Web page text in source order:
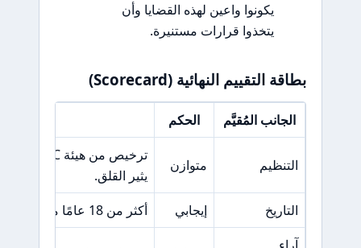
يكونوا واعين لهذه القضايا وأن
يتخذوا قرارات مستنيرة.
بطاقة التقييم النهائية (Scorecard)
الجانب المُقيَّم الحكم
التنظيم متوازن
يثير القلق.
التاريخ
إيجابي
أكثر من 18 عامًا من الخبرة في السوق.